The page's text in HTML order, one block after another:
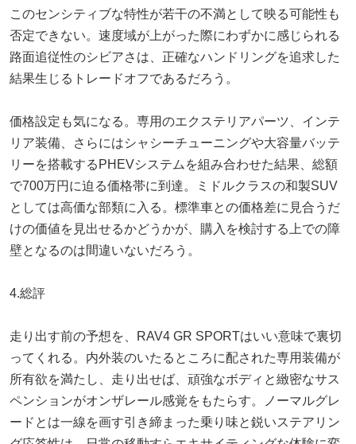
このセンシティブな特性が若干の不満として映る可能性も
否定できない。速度域が上がった際にわずかに感じられる
路面追従性のシビアさは、正確なハンドリングを追求した
結果生じるトレードオフであるだろう。
価格設定も気になる。専用のエクステリアパーツ、インテ
リア装備、さらにはシャシーチューニングや大容量バッテ
リーを搭載するPHEVシステムを組み合わせた結果、総額
で700万円に迫る価格帯に到達。ミドルクラスの和製SUV
としては高価な部類に入る。標準車との価格差に見合うだ
けの価値を見出せるかどうかが、購入を検討する上での障
壁となるのは間違いないだろう。
4.総評
走り出す前の予想を、RAV4 GR SPORTはいい意味で裏切
ってくれる。内外装のいたるところに配された専用装備が
所有欲を満たし、走り出せば、頑強なボディと緻密なサス
ペンションがオンザレール感覚をもたらす。ノーマルグレ
ードとは一線を画す引き締まった乗り味と鋭いステアリン